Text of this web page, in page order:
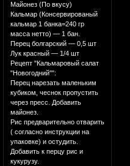
Майонез (По вкусу)
Кальмар (Консервированый
кальмар 1 банка=240 гр
масса нетто) — 1 бан.
Перец болгарский — 0,5 шт
Лук красный — 1/4 шт
Рецепт "Кальмаровый салат
"Новогодний"":
Перец нарезать маленьким
кубиком, чеснок пропустить
через пресс. Добавить
майонез.
Рис предварительно отварить
( согласно инструкции на
упаковке) и остудить.
Добавить к перцу рис и
кукурузу.